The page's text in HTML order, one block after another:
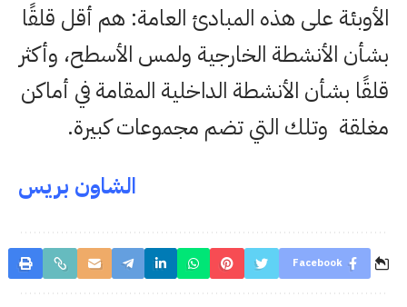
الأوبئة على هذه المبادئ العامة: هم أقل قلقًا
بشأن الأنشطة الخارجية ولمس الأسطح، وأكثر
قلقًا بشأن الأنشطة الداخلية المقامة في أماكن
مغلقة وتلك التي تضم مجموعات كبيرة.
الشاون بريس
Facebook